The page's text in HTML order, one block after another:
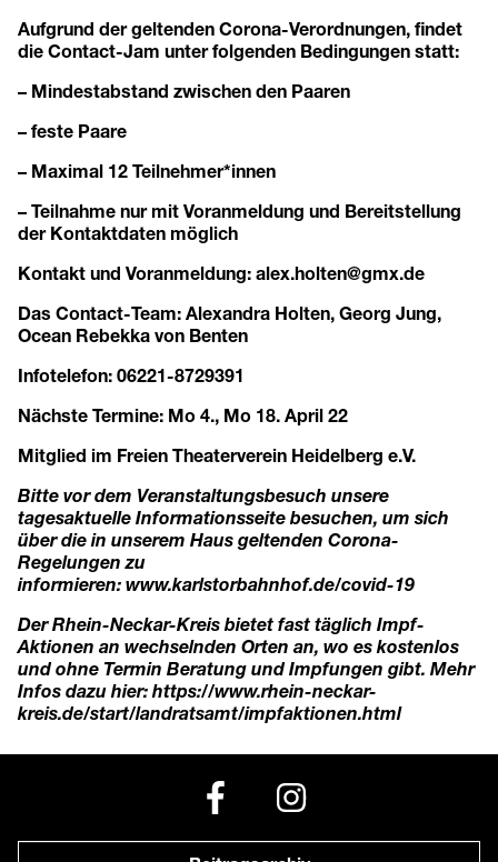
Aufgrund der geltenden Corona-Verordnungen, findet
die Contact-Jam unter folgenden Bedingungen statt:
– Mindestabstand zwischen den Paaren
– feste Paare
– Maximal 12 Teilnehmer*innen
– Teilnahme nur mit Voranmeldung und Bereitstellung
der Kontaktdaten möglich
Kontakt und Voranmeldung: alex.holten@gmx.de
Das Contact-Team: Alexandra Holten, Georg Jung,
Ocean Rebekka von Benten
Infotelefon: 06221-8729391
Nächste Termine: Mo 4., Mo 18. April 22
Mitglied im Freien Theaterverein Heidelberg e.V.
Bitte vor dem Veranstaltungsbesuch unsere
tagesaktuelle Informationsseite besuchen, um sich
über die in unserem Haus geltenden Corona-
Regelungen zu
informieren: www.karlstorbahnhof.de/covid-19
Der Rhein-Neckar-Kreis bietet fast täglich Impf-
Aktionen an wechselnden Orten an, wo es kostenlos
und ohne Termin Beratung und Impfungen gibt. Mehr
Infos dazu hier: https://www.rhein-neckar-
kreis.de/start/landratsamt/impfaktionen.html